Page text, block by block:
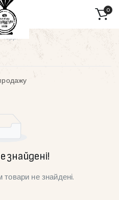
0
знайдені!
не знайдені.